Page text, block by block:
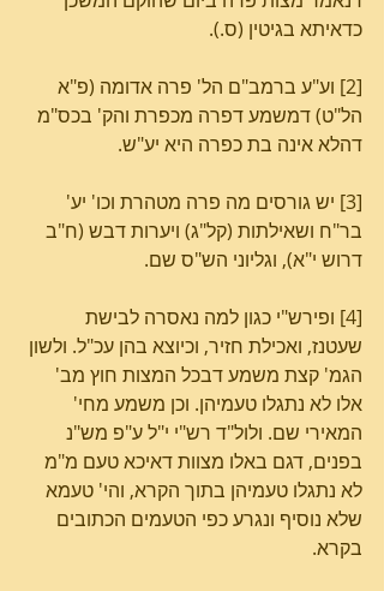
כדאיתא בגיטין (ס.).
[2] וע"ע ברמב"ם הל' פרה אדומה (פ"א
הל"ט) דמשמע דפרה מכפרת והק' בכס"מ
דהלא אינה בת כפרה היא יע"ש.
[3] יש גורסים מה פרה מטהרת וכו' יע'
בר"ח ושאילתות (קל"ג) ויערות דבש (ח"ב
דרוש י"א), וגליוני הש"ס שם.
[4] ופירש"י כגון למה נאסרה לבישת
שעטנז, ואכילת חזיר, וכיוצא בהן עכ"ל. ולשון
הגמ' קצת משמע דבכל המצות חוץ מב'
אלו לא נתגלו טעמיהן. וכן משמע מחי'
המאירי שם. ולול"ד רש"י י"ל ע"פ מש"נ
בפנים, דגם באלו מצוות דאיכא טעם מ"מ
לא נתגלו טעמיהן בתוך הקרא, והי' טעמא
שלא נוסיף ונגרע כפי הטעמים הכתובים
בקרא.